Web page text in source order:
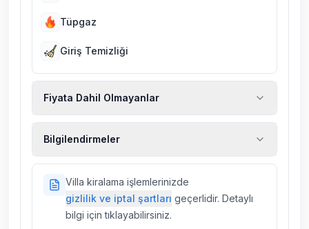
Tüpgaz
Giriş Temizliği
Fiyata Dahil Olmayanlar
sigortaları fiyatlara dahil değildir.
Bilgilendirmeler
villalarımızda düzenli olarak ilaçlama
yapılmaktadır. Buna rağmen çevrede
kelebek, böcek, sinek vs. bulunma ihtimali
Villa kiralama işlemlerinizde
gizlilik ve iptal şartları geçerlidir. Detaylı
bilgi için tıklayabilirsiniz.